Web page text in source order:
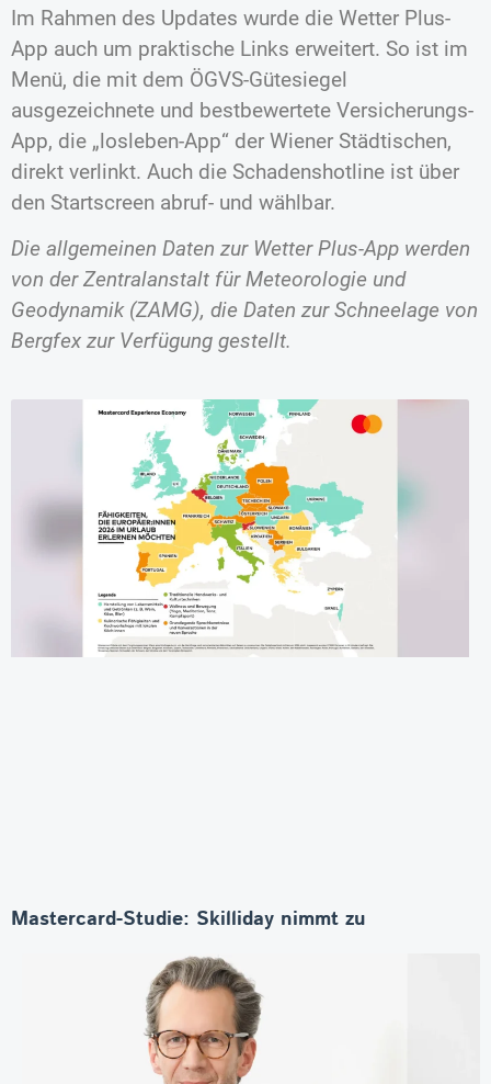
Im Rahmen des Updates wurde die Wetter Plus-
App auch um praktische Links erweitert. So ist im
Menü, die mit dem ÖGVS-Gütesiegel
ausgezeichnete und bestbewertete Versicherungs-
App, die „losleben-App“ der Wiener Städtischen,
direkt verlinkt. Auch die Schadenshotline ist über
den Startscreen abruf- und wählbar.
Die allgemeinen Daten zur Wetter Plus-App werden
von der Zentralanstalt für Meteorologie und
Geodynamik (ZAMG), die Daten zur Schneelage von
Bergfex zur Verfügung gestellt.
Mastercard-Studie: Skilliday nimmt zu